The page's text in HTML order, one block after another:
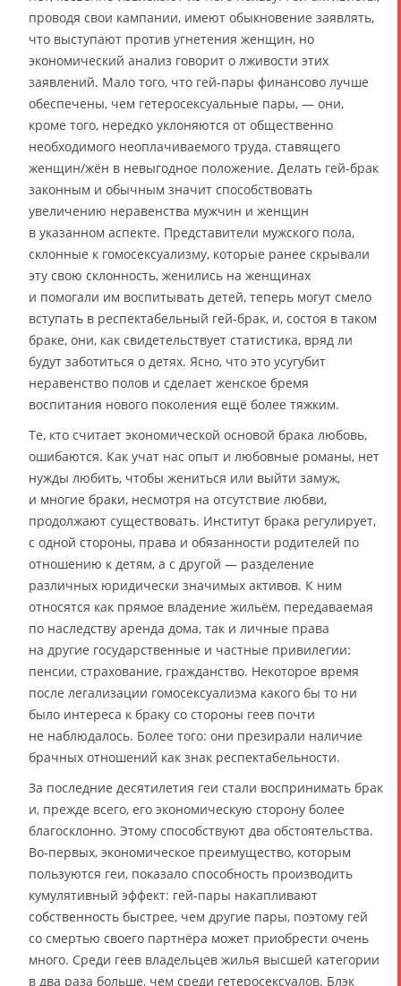
проводя свои кампании, имеют обыкновение заявлять,
что выступают против угнетения женщин, но
экономический анализ говорит о лживости этих
заявлений. Мало того, что гей-пары финансово лучше
обеспечены, чем гетеросексуальные пары, — они,
кроме того, нередко уклоняются от общественно
необходимого неоплачиваемого труда, ставящего
женщин/жён в невыгодное положение. Делать гей-брак
законным и обычным значит способствовать
увеличению неравенства мужчин и женщин
в указанном аспекте. Представители мужского пола,
склонные к гомосексуализму, которые ранее скрывали
эту свою склонность, женились на женщинах
и помогали им воспитывать детей, теперь могут смело
вступать в респектабельный гей-брак, и, состоя в таком
браке, они, как свидетельствует статистика, вряд ли
будут заботиться о детях. Ясно, что это усугубит
неравенство полов и сделает женское бремя
воспитания нового поколения ещё более тяжким.
Те, кто считает экономической основой брака любовь,
ошибаются. Как учат нас опыт и любовные романы, нет
нужды любить, чтобы жениться или выйти замуж,
и многие браки, несмотря на отсутствие любви,
продолжают существовать. Институт брака регулирует,
с одной стороны, права и обязанности родителей по
отношению к детям, а с другой — разделение
различных юридически значимых активов. К ним
относятся как прямое владение жильём, передаваемая
по наследству аренда дома, так и личные права
на другие государственные и частные привилегии:
пенсии, страхование, гражданство. Некоторое время
после легализации гомосексуализма какого бы то ни
было интереса к браку со стороны геев почти
не наблюдалось. Более того: они презирали наличие
брачных отношений как знак респектабельности.
За последние десятилетия геи стали воспринимать брак
и, прежде всего, его экономическую сторону более
благосклонно. Этому способствуют два обстоятельства.
Во-первых, экономическое преимущество, которым
пользуются геи, показало способность производить
кумулятивный эффект: гей-пары накапливают
собственность быстрее, чем другие пары, поэтому гей
со смертью своего партнёра может приобрести очень
много. Среди геев владельцев жилья высшей категории
в два раза больше, чем среди гетеросексуалов. Блэк